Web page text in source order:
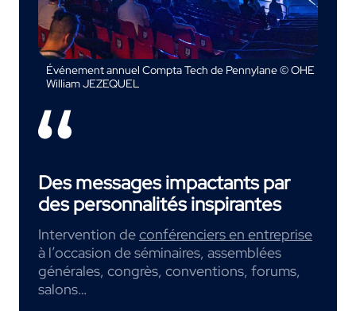
Événement annuel Compta Tech de Pennylane © OHE
William JEZEQUEL
Des messages impactants par
des personnalités inspirantes
Intervention deconférenciers en entreprise
à l’occasion de séminaires, assemblées
générales, congrès, conventions, forums,
salons…